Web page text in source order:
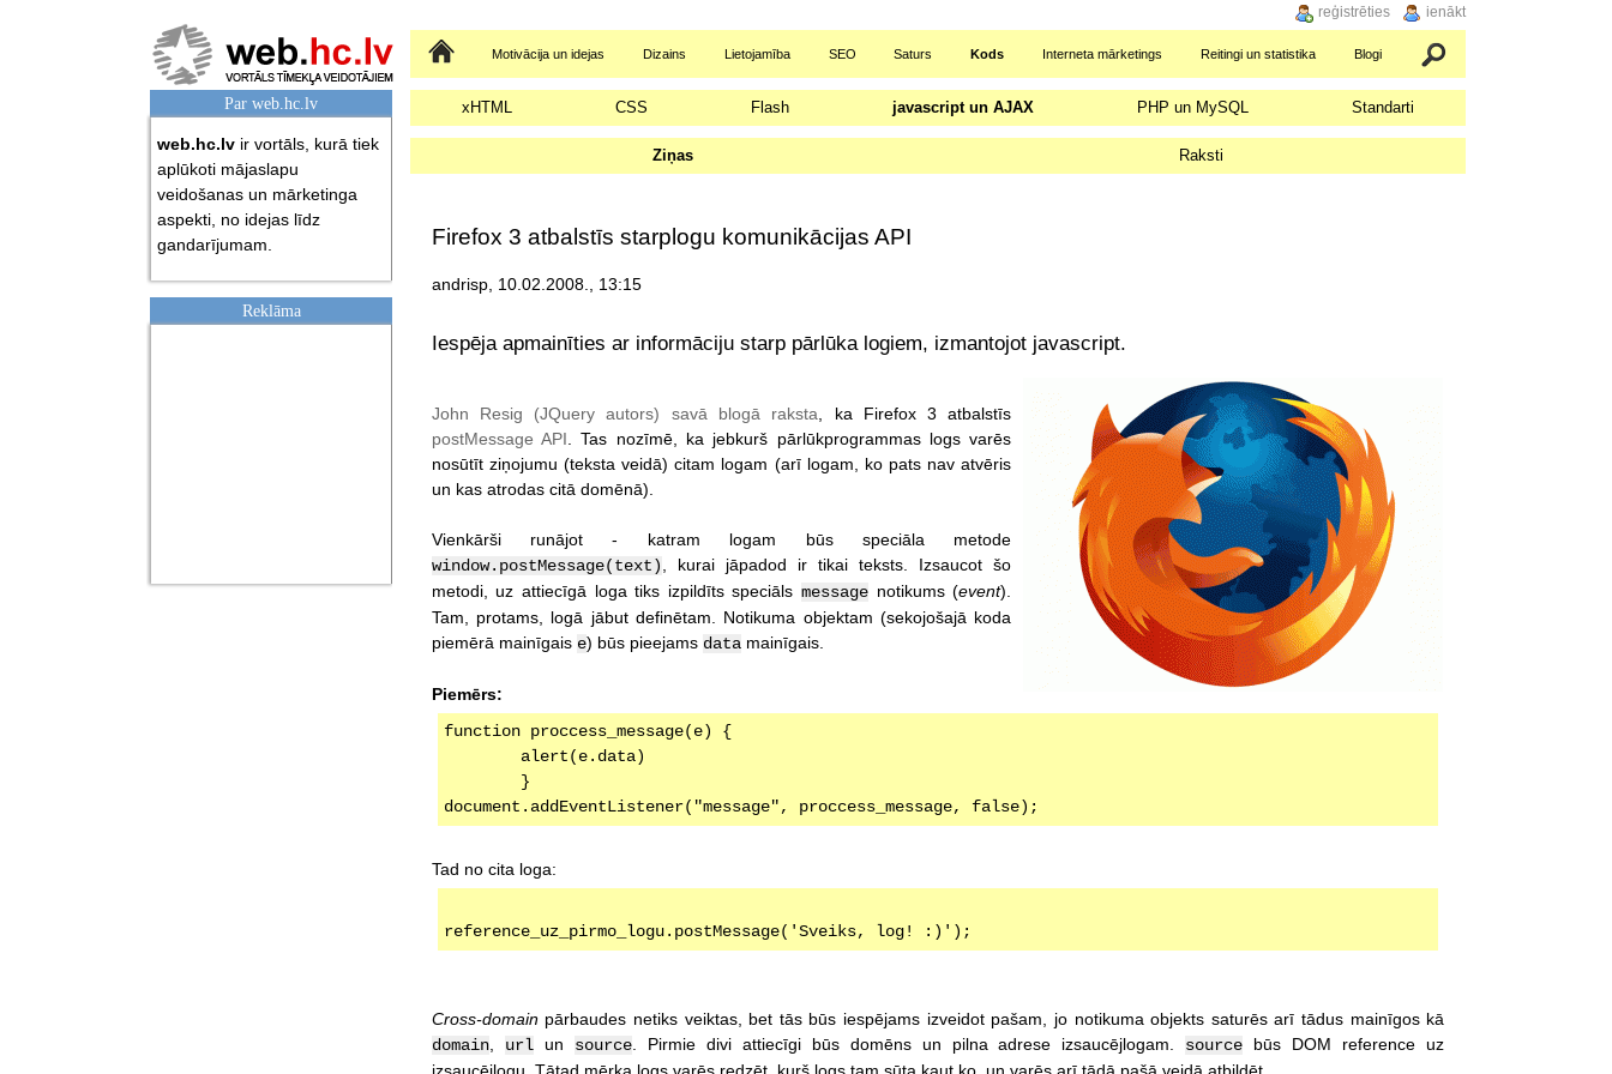
SākumlapaMotivācija un idejas Dizains Lietojamība SEO Saturs Kods Interneta mārketings Reitingi un statistika Blogi Meklēšana
xHTML CSS Flash javascript un AJAX PHP un MySQL Standarti
Ziņas Raksti
Firefox 3 atbalstīs starplogu komunikācijas API
andrisp, 10.02.2008., 13:15
Iespēja apmainīties ar informāciju starp pārlūka logiem, izmantojot javascript.
John Resig (JQuery autors) savā blogā raksta , ka Firefox 3 atbalstīs
postMessage API . Tas nozīmē, ka jebkurš pārlūkprogrammas logs varēs
nosūtīt ziņojumu (teksta veidā) citam logam (arī logam, ko pats nav atvēris
un kas atrodas citā domēnā).
Vienkārši runājot - katram logam būs speciāla metode
window.postMessage(text) , kurai jāpadod ir tikai teksts. Izsaucot šo
metodi, uz attiecīgā loga tiks izpildīts speciālsmessage notikums (event).
Tam, protams, logā jābut definētam. Notikuma objektam (sekojošajā koda
piemērā mainīgais e) būs pieejams data mainīgais.
Piemērs:
function proccess_message(e) {
	alert(e.data)
	}
document.addEventListener("message", proccess_message, false);
Tad no cita loga:
reference_uz_pirmo_logu.postMessage('Sveiks, log! :)');
Cross-domainpārbaudes netiks veiktas, bet tās būs iespējams izveidot pašam, jo notikuma objekts saturēs arī tādus mainīgos kā
domain, url un source. Pirmie divi attiecīgi būs domēns un pilna adrese izsaucējlogam. source būs DOM reference uz
izsaucējlogu. Tātad mērķa logs varēs redzēt, kurš logs tam sūta kaut ko, un varēs arī tādā pašā veidā atbildēt.
Par web.hc.lv
web.hc.lv ir vortāls, kurā tiek
aplūkoti mājaslapu
veidošanas un mārketinga
aspekti, no idejas līdz
gandarījumam.
Reklāma
ienākt
reģistrēties